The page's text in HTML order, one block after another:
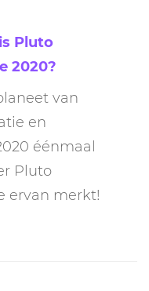
Pluto
2020?
van
en
éénmaal
Pluto
ervan merkt!